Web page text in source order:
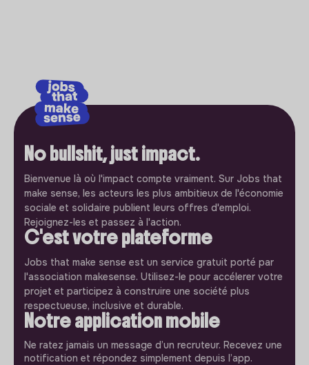
No bullshit, just impact.
Bienvenue là où l'impact compte vraiment. Sur Jobs that
make sense, les acteurs les plus ambitieux de l'économie
sociale et solidaire publient leurs offres d'emploi.
Rejoignez-les et passez à l'action.
C'est votre plateforme
Jobs that make sense est un service gratuit porté par
l'association makesense. Utilisez-le pour accélerer votre
projet et participez à construire une société plus
respectueuse, inclusive et durable.
Notre application mobile
Ne ratez jamais un message d’un recruteur. Recevez une
notification et répondez simplement depuis l’app.